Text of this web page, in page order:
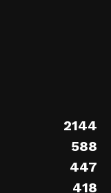
2144
588
447
418